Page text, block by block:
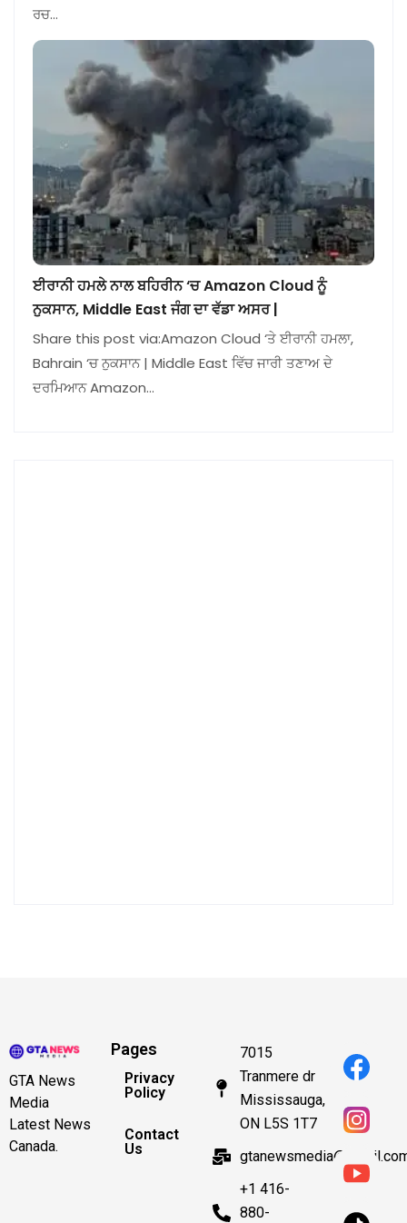
ਰਚ…
ਈਰਾਨੀ ਹਮਲੇ ਨਾਲ ਬਹਿਰੀਨ ‘ਚ Amazon Cloud ਨੂੰ
ਨੁਕਸਾਨ, Middle East ਜੰਗ ਦਾ ਵੱਡਾ ਅਸਰ |
Share this post via:Amazon Cloud ‘ਤੇ ਈਰਾਨੀ ਹਮਲਾ,
Bahrain ‘ਚ ਨੁਕਸਾਨ | Middle East ਵਿੱਚ ਜਾਰੀ ਤਣਾਅ ਦੇ
ਦਰਮਿਆਨ Amazon…
GTA News
Media
Latest News
Canada.
Pages
Privacy
Policy
Contact
Us
7015
Tranmere dr
Mississauga,
ON L5S 1T7
+1 416-
880-